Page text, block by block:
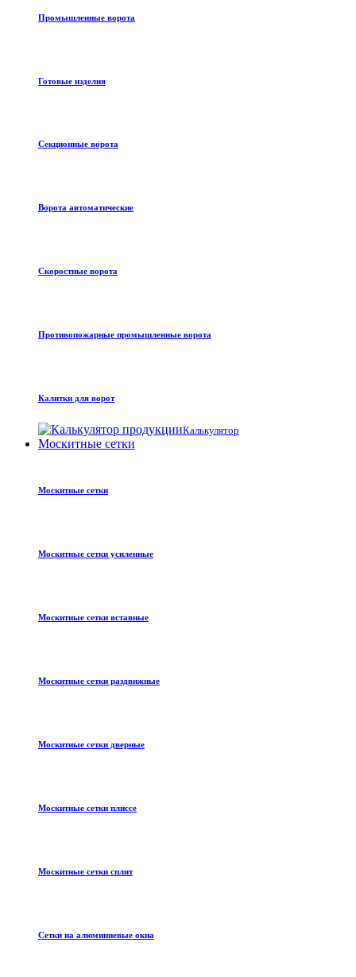
Промышленные ворота
Готовые изделия
Секционные ворота
Ворота автоматические
Скоростные ворота
Противопожарные промышленные ворота
Калитки для ворот
Калькулятор
Москитные сетки
Москитные сетки
Москитные сетки усиленные
Москитные сетки вставные
Москитные сетки раздвижные
Москитные сетки дверные
Москитные сетки плиссе
Москитные сетки сплит
Сетки на алюминиевые окна